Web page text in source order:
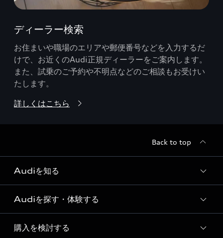
ディーラー検索
お住まいや職場のエリアや郵便番号などを入力するだ
けで、お近くのAudi正規ディーラーをご案内します。
また、試乗のご予約や不明点などのご相談もお受けい
たします。
詳しくはこちら
Back to top
Audiを知る
Audi ブランド
Story of Progress
Audiを探す・体験する
ディーラー検索
購入を検討する